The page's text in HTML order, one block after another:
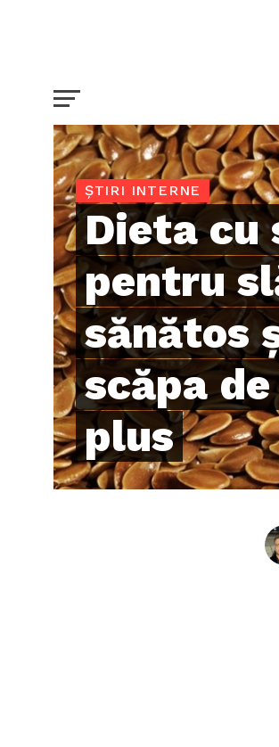
ȘTIRI INTERNE
Dieta cu
pentru
sănătos
scăpa
plus